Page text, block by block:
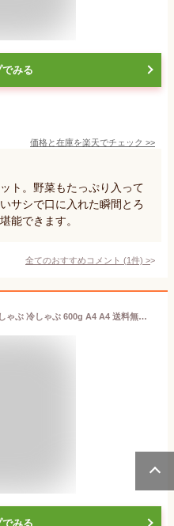
みる
価格と在庫を楽天でチェック >>
ト。野菜もたっぷり入って
サシで口に入れた瞬間とろ
能できます。
全てのおすすめコメント (1件) >
佐賀牛 ロース スライス しゃぶしゃぶ 冷しゃぶ 600g A4 A4 送料無料 あす楽 熟成 黒毛和牛 和牛 国産 ギフト 冷蔵 お歳暮 お祝い 内祝 お返し 御礼 プレゼント 贈答用 のし対応 高級 霜降 牛肉 お肉 肉
みる